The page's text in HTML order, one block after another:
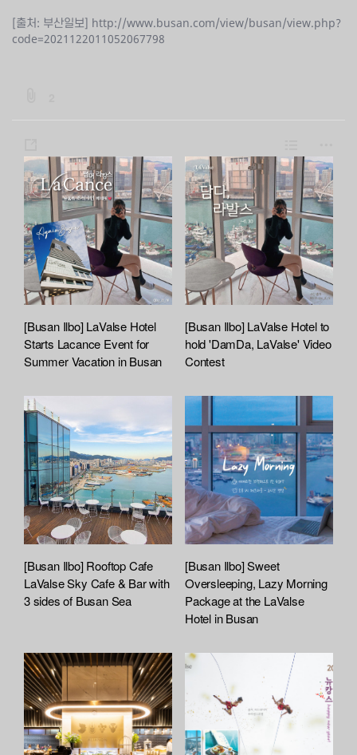
[출처: 부산일보] http://www.busan.com/view/busan/view.php?
code=2021122011052067798
r
d
:
:
f
i
l
e
A
t
t
a
h
e
d
L
i
s
t
h
a
e
i
s
t
[Busan Ilbo] LaValse Hotel
Starts Lacance Event for
Summer Vacation in Busan
[Busan Ilbo] LaValse Hotel to
hold 'DamDa, LaValse' Video
Contest
[Busan Ilbo] Rooftop Cafe
LaValse Sky Cafe & Bar with
3 sides of Busan Sea
[Busan Ilbo] Sweet
Oversleeping, Lazy Morning
Package at the LaValse
Hotel in Busan